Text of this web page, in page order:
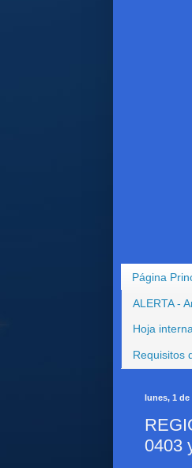
Página
ALERTA -
Hoja
Requisitos
lunes, 1 de
0403